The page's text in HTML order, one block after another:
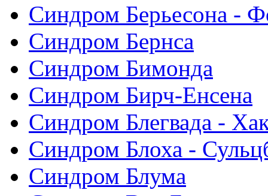
Синдром Берьесона -
Синдром Бернса
Синдром Бимонда
Синдром Бирч-Енсена
Синдром Блегвада -
Синдром Блоха -
Синдром Блума